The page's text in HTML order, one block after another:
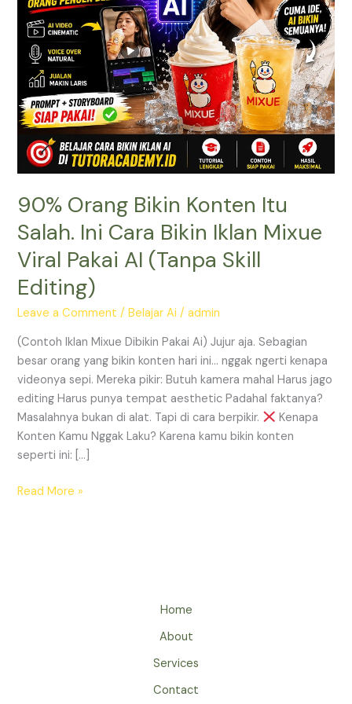
90% Orang Bikin Konten Itu
Salah. Ini Cara Bikin Iklan Mixue
Viral Pakai AI (Tanpa Skill
Editing)
Leave a Comment /Belajar Ai /admin
(Contoh Iklan Mixue Dibikin Pakai Ai) Jujur aja. Sebagian
besar orang yang bikin konten hari ini… nggak ngerti kenapa
videonya sepi. Mereka pikir: Butuh kamera mahal Harus jago
editing Harus punya tempat aesthetic Padahal faktanya?
Masalahnya bukan di alat. Tapi di cara berpikir.
Kenapa
Konten Kamu Nggak Laku? Karena kamu bikin konten
seperti ini: […]
Bikin
Iklan
Mixue
Viral
Pakai
AI
(Tanpa
Skill
Editing)
Read More »
Home
About
Services
Contact